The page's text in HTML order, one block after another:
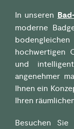
In unseren
moderne
hochwertigen
und
angenehmer
Ihnen ein
Ihren
Besuchen